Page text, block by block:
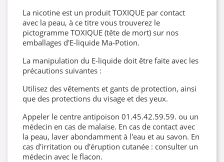
La nicotine est un produit TOXIQUE par contact
avec la peau, à ce titre vous trouverez le
pictogramme TOXIQUE (tête de mort) sur nos
emballages d'E-liquide Ma-Potion.
La manipulation du E-liquide doit être faite avec les
précautions suivantes :
Utilisez des vêtements et gants de protection, ainsi
que des protections du visage et des yeux.
Appeler le centre antipoison 01.45.42.59.59. ou un
médecin en cas de malaise. En cas de contact avec
la peau, laver abondamment à l'eau et au savon. En
cas d'irritation ou d'éruption cutanée : consulter un
médecin avec le flacon.